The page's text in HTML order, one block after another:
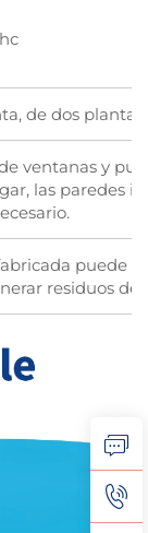
de dos
ventanas y
las paredes
puede
residuos de